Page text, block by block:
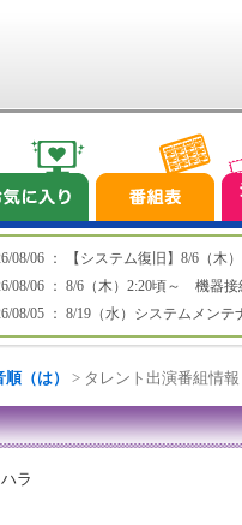
08/06 ： 【システム復旧】8/6（
08/06 ： 8/6（木）2:20頃～ 機器
08/05 ： 8/19（水）システムメンテ
（は） > タレント出演番組情報
ハラ